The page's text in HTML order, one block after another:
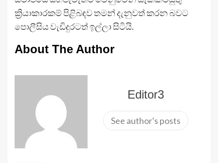
ක්‍රියාකාරකම් පිළිබඳව තමන් දැනුවත් කරන බවට
පොලීසිය වැඩිදුරටත් ඉල්ලා සිටියි.
About The Author
Editor3
See author's posts